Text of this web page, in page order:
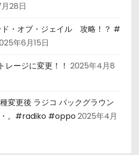
28日
ド・オブ・ジェイル 攻略！？ #
年6月15日
レージに変更！！ 2025年4月8
変更後 ラジコ バックグラウン
・。#radiko #oppo2025年4月